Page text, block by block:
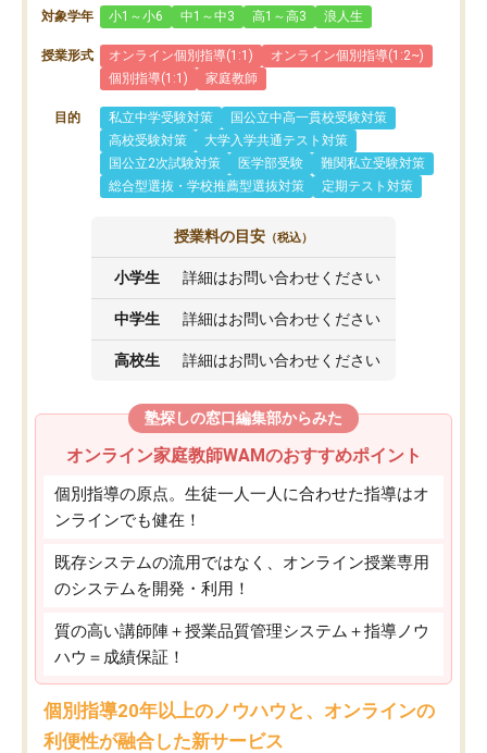
対象学年 小1～小6 中1～中3 高1～高3 浪人生
授業形式 オンライン個別指導(1:1)
オンライン個別指導(1:2~)
個別指導(1:1)
家庭教師
目的 私立中学受験対策
国公立中高一貫校受験対策
高校受験対策
大学入学共通テスト対策
国公立2次試験対策
医学部受験
難関私立受験対策
総合型選抜・学校推薦型選抜対策
定期テスト対策
授業料の目安 （税込）
小学生 詳細はお問い合わせください
中学生 詳細はお問い合わせください
高校生 詳細はお問い合わせください
塾探しの窓口編集部からみた
オンライン家庭教師WAMのおすすめポイント
個別指導の原点。生徒一人一人に合わせた指導はオ
ンラインでも健在！
既存システムの流用ではなく、オンライン授業専用
のシステムを開発・利用！
質の高い講師陣＋授業品質管理システム＋指導ノウ
ハウ＝成績保証！
個別指導20年以上のノウハウと、オンラインの
利便性が融合した新サービス